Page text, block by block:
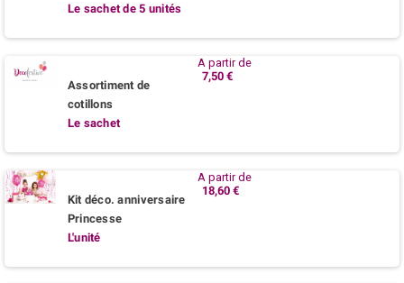
Le sachet de 5 unités
Assortiment de
cotillons
Le sachet
A partir de
7,50 €
Kit déco. anniversaire
Princesse
L'unité
A partir de
18,60 €